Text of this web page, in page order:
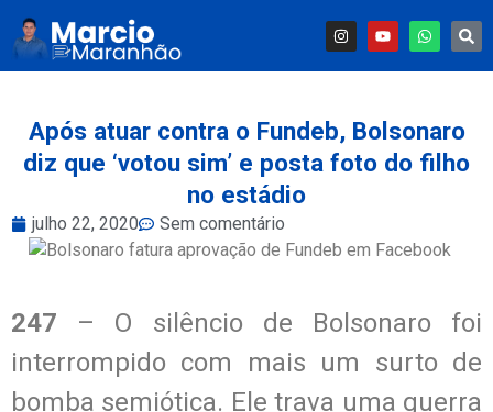
Após atuar contra o Fundeb, Bolsonaro
diz que ‘votou sim’ e posta foto do filho
no estádio
julho 22, 2020 Sem comentário
247 – O silêncio de Bolsonaro foi
interrompido com mais um surto de
bomba semiótica. Ele trava uma guerra